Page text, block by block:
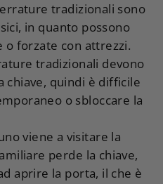
tradizionali sono
in quanto possono
o forzate con attrezzi.
tradizionali devono
chiave, quindi è difficile
o sbloccare la
viene a visitare la
perde la chiave,
aprire la porta, il che è